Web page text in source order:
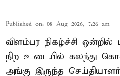
Published on: 08 Aug 2026, 7:26 am
விளம்பர நிகழ்ச்சி ஒன்றில்
நிற உடையில் கலந்து
அங்கு இருந்த